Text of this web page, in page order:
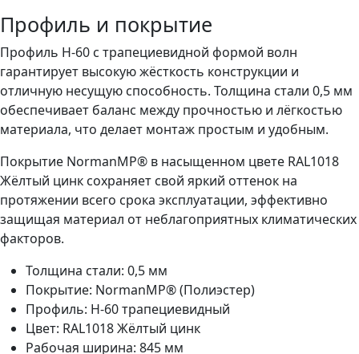
Профиль и покрытие
Профиль Н-60 с трапециевидной формой волн
гарантирует высокую жёсткость конструкции и
отличную несущую способность. Толщина стали 0,5 мм
обеспечивает баланс между прочностью и лёгкостью
материала, что делает монтаж простым и удобным.
Покрытие NormanMP® в насыщенном цвете RAL1018
Жёлтый цинк сохраняет свой яркий оттенок на
протяжении всего срока эксплуатации, эффективно
защищая материал от неблагоприятных климатических
факторов.
Толщина стали: 0,5 мм
Покрытие: NormanMP® (Полиэстер)
Профиль: Н-60 трапециевидный
Цвет: RAL1018 Жёлтый цинк
Рабочая ширина: 845 мм